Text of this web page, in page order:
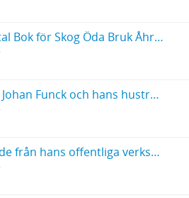
"Afräknings och Capital Bok för Skog Öda Bruk Åhr 1797". [Räkenskaper för ett fingerat bruk för övnings skull uppställda av Gustaf Johan Funck.]
Teckningar av Gustaf Johan Funck och hans hustru Caroline Ehrenborg
Handlingar härrörande från hans offentliga verksamhet: handlingar rörande Göta kanal. [Fredrik Alexander Funck var direktör för Östra distriktet 1863-1874.]